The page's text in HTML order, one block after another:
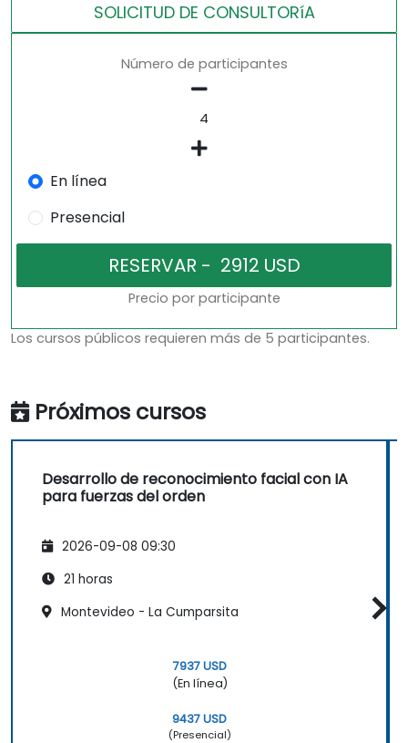
SOLICITUD DE CONSULTORíA
Número de participantes
En línea
Presencial
Precio por participante
Los cursos públicos requieren más de 5 participantes.
Próximos cursos
Desarrollo de reconocimiento facial con IA
para fuerzas del orden
2026-09-08 09:30
21 horas
Montevideo - La Cumparsita
7937 USD
(En línea)
9437 USD
(Presencial)